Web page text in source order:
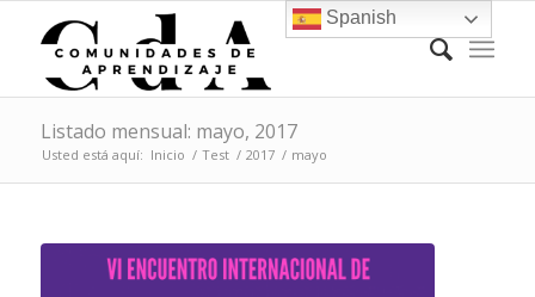
Listado mensual: mayo, 2017
Usted está aquí: Inicio / Test / 2017 / mayo
Spanish